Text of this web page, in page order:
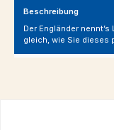
Beschreibung
Der Engländer
gleich, wie Sie dieses